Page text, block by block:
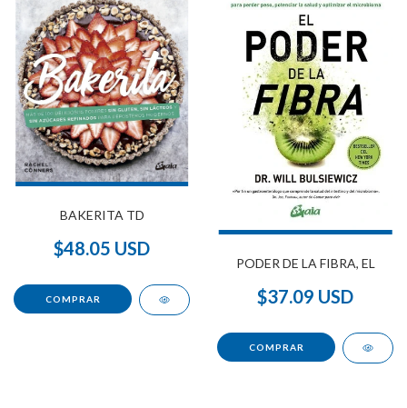
BAKERITA TD
$48.05 USD
PODER DE LA FIBRA, EL
$37.09 USD